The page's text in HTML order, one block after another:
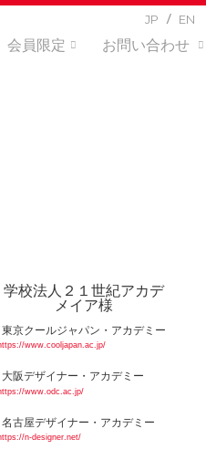
JP EN
会員限定 お問い合わせ
学校法人２１世紀アカデ
メイア様
東京クールジャパン・アカデミー
www.cooljapan.ac.jp/
大阪デザイナー・アカデミー
www.odc.ac.jp/
名古屋デザイナー・アカデミー
n-designer.net/